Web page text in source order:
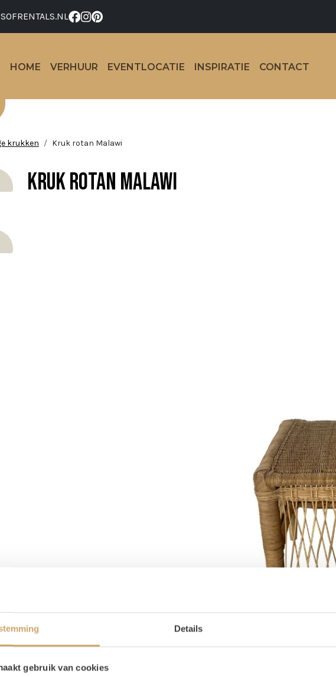
Details
gebruik van cookies
HOME VERHUUR EVENTLOCATIE INSPIRATIE CONTACT
krukken Kruk rotan Malawi
Kruk rotan Malawi